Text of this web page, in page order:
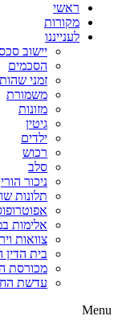
ראשי
מקורות
לענייננו
יישוב
הסכמים
זמני שהות
משמורת
מזונות
גיטין
ילדים
רכוש
סלב
ניכור הורי
תלונות
אלימות
צוואות
בית הדין
מכורסת
עדשת
Menu